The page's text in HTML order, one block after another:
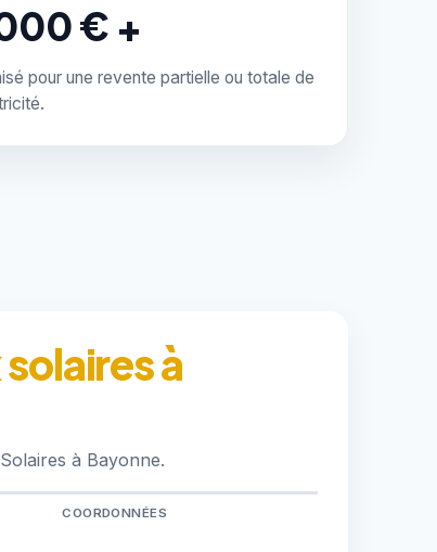
€ +
pour une revente partielle ou totale de
à
à Bayonne.
COORDONNÉES